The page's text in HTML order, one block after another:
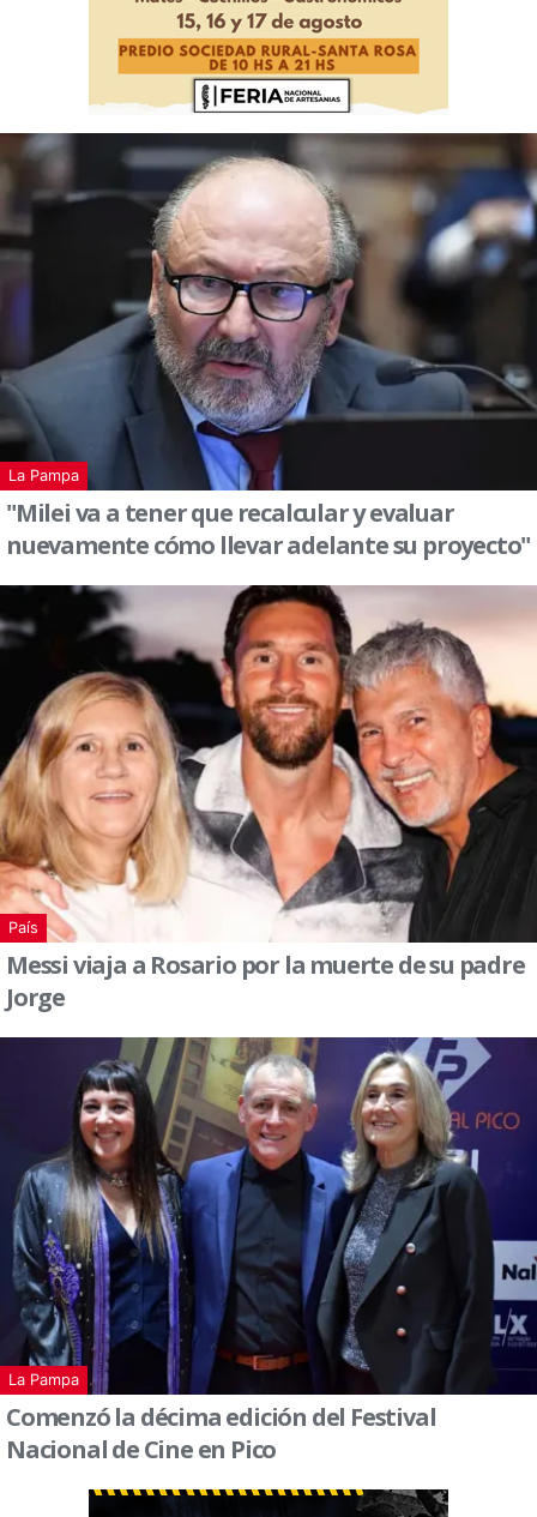
La Pampa
"Milei va a tener que recalcular y evaluar
nuevamente cómo llevar adelante su proyecto"
País
Messi viaja a Rosario por la muerte de su padre
Jorge
La Pampa
Comenzó la décima edición del Festival
Nacional de Cine en Pico